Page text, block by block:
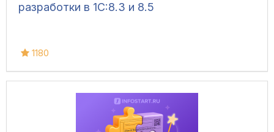
разработки в 1С:8.3 и 8.5
1180